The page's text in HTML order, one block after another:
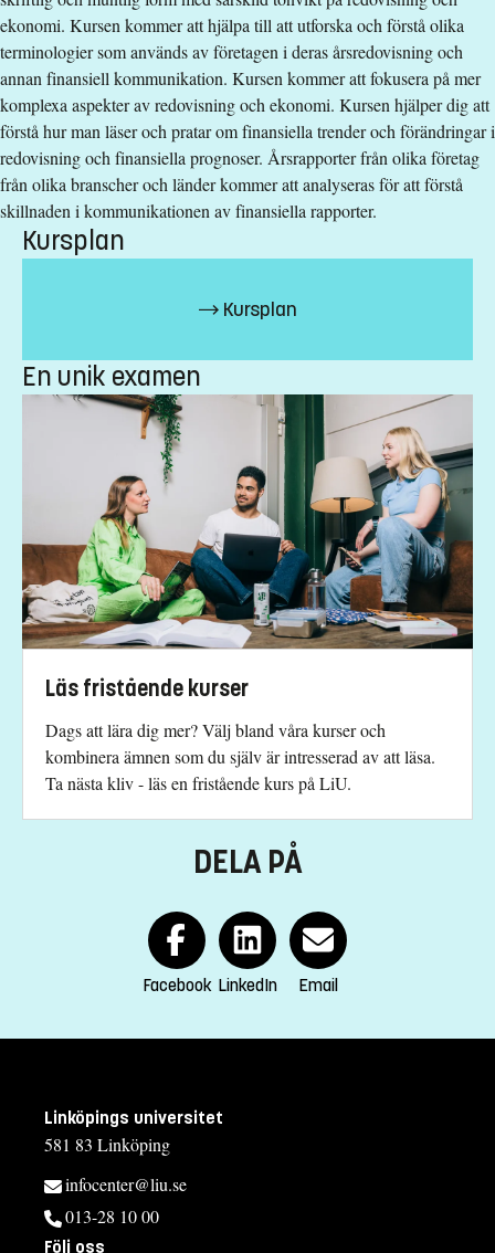
Studieform: Distans
Undervisningstid:Blandad undervisningstid
Antal obligatoriska tillfällen:0
Undervisningsspråk
Engelska
Anmälningskod
LIU-4Z177
Antal platser:25
Särskilda förkunskapskrav
Undantag ges för svenska.
Alternativt
Grundläggande behörighet på grundnivå samt Engelska nivå 2.
Undantag ges för svenska.
Betyg (33%) högskoleprov (33%) akademiska poäng (33%)
Studieavgift
13500 kr - OBS! Gäller bara studenter utanför EU/EES och
Schweiz.
gunilla.christiansen@liu.se
+4613281859
Julien Renard
elin.kack@liu.se
+4613281987
Kursplan
ekonomi. Kursen kommer att hjälpa till att utforska och förstå olika
terminologier som används av företagen i deras årsredovisning och
annan finansiell kommunikation. Kursen kommer att fokusera på mer
komplexa aspekter av redovisning och ekonomi. Kursen hjälper dig att
förstå hur man läser och pratar om finansiella trender och förändringar i
redovisning och finansiella prognoser. Årsrapporter från olika företag
från olika branscher och länder kommer att analyseras för att förstå
skillnaden i kommunikationen av finansiella rapporter.
Kursplan
Kursplan
En unik examen
Läs fristående kurser
Dags att lära dig mer? Välj bland våra kurser och
kombinera ämnen som du själv är intresserad av att läsa.
Ta nästa kliv - läs en fristående kurs på LiU.
DELA PÅ
Facebook LinkedIn Email
Linköpings universitet
581 83 Linköping
infocenter@liu.se
013-28 10 00
Följ oss